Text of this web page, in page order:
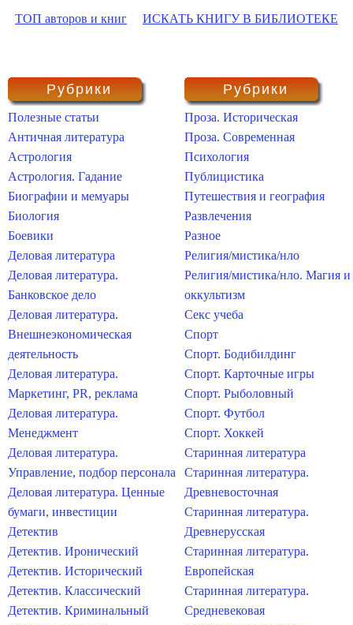
ТОП авторов и книг ИСКАТЬ КНИГУ В БИБЛИОТЕКЕ
Рубрики
Полезные статьи
Античная литература
Астрология
Астрология. Гадание
Биографии и мемуары
Биология
Боевики
Деловая литература
Деловая литература.
Банковское дело
Деловая литература.
Внешнеэкономическая
деятельность
Деловая литература.
Маркетинг, PR, реклама
Деловая литература.
Менеджмент
Деловая литература.
Управление, подбор персонала
Деловая литература. Ценные
бумаги, инвестиции
Детектив
Детектив. Иронический
Детектив. Исторический
Детектив. Классический
Детектив. Криминальный
Рубрики
Проза. Историческая
Проза. Современная
Психология
Публицистика
Путешествия и география
Развлечения
Разное
Религия/мистика/нло
Религия/мистика/нло. Магия и
оккультизм
Секс учеба
Спорт
Спорт. Бодибилдинг
Спорт. Карточные игры
Спорт. Рыболовный
Спорт. Футбол
Спорт. Хоккей
Старинная литература
Старинная литература.
Древневосточная
Старинная литература.
Древнерусская
Старинная литература.
Европейская
Старинная литература.
Средневековая